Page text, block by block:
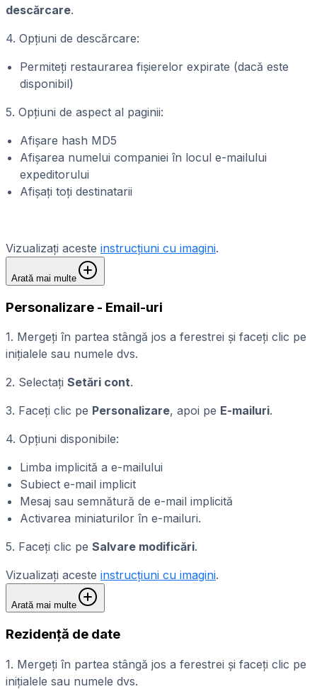
descărcare.
4. Opțiuni de descărcare:
Permiteți restaurarea fișierelor expirate (dacă este
disponibil)
5. Opțiuni de aspect al paginii:
Afișare hash MD5
Afișarea numelui companiei în locul e-mailului
expeditorului
Afișați toți destinatarii
Vizualizați aceste instrucțiuni cu imagini.
Arată mai multe
Personalizare - Email-uri
1. Mergeți în partea stângă jos a ferestrei și faceți clic pe
inițialele sau numele dvs.
2. Selectați Setări cont.
3. Faceți clic pe Personalizare, apoi pe E-mailuri.
4. Opțiuni disponibile:
Limba implicită a e-mailului
Subiect e-mail implicit
Mesaj sau semnătură de e-mail implicită
Activarea miniaturilor în e-mailuri.
5. Faceți clic pe Salvare modificări.
Vizualizați aceste instrucțiuni cu imagini.
Arată mai multe
Rezidență de date
1. Mergeți în partea stângă jos a ferestrei și faceți clic pe
inițialele sau numele dvs.